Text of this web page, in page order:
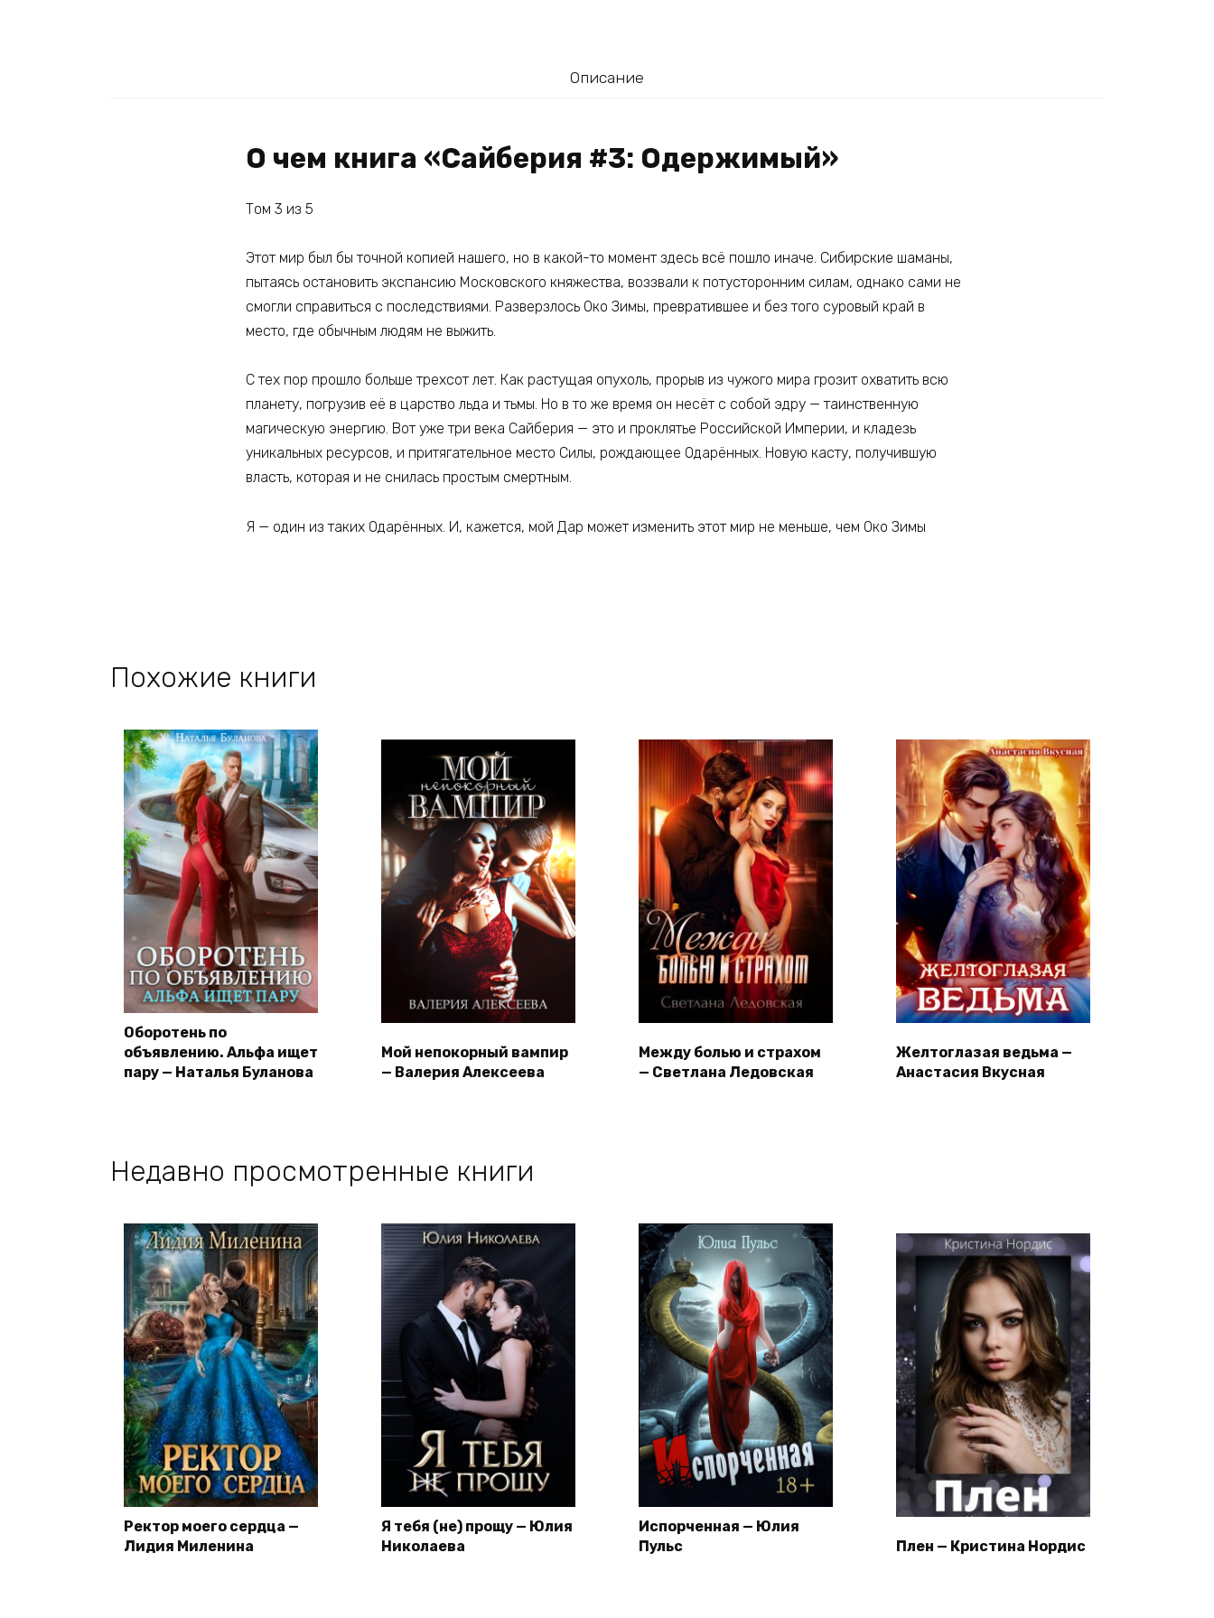
Описание
О чем книга «Сайберия #3: Одержимый»
Том 3 из 5
Этот мир был бы точной копией нашего, но в какой-то момент здесь всё пошло иначе. Сибирские шаманы,
пытаясь остановить экспансию Московского княжества, воззвали к потусторонним силам, однако сами не
смогли справиться с последствиями. Разверзлось Око Зимы, превратившее и без того суровый край в
место, где обычным людям не выжить.
С тех пор прошло больше трехсот лет. Как растущая опухоль, прорыв из чужого мира грозит охватить всю
планету, погрузив её в царство льда и тьмы. Но в то же время он несёт с собой эдру — таинственную
магическую энергию. Вот уже три века Сайберия — это и проклятье Российской Империи, и кладезь
уникальных ресурсов, и притягательное место Силы, рождающее Одарённых. Новую касту, получившую
власть, которая и не снилась простым смертным.
Я — один из таких Одарённых. И, кажется, мой Дар может изменить этот мир не меньше, чем Око Зимы
Похожие книги
Оборотень по
объявлению. Альфа ищет
пару — Наталья Буланова
Мой непокорный вампир
— Валерия Алексеева
Между болью и страхом
— Светлана Ледовская
Желтоглазая ведьма —
Анастасия Вкусная
Недавно просмотренные книги
Ректор моего сердца —
Лидия Миленина
Я тебя (не) прощу — Юлия
Николаева
Испорченная — Юлия
Пульс
Плен — Кристина Нордис